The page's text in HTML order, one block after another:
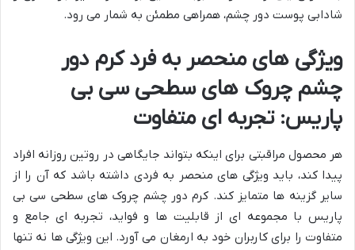
شادابی پوست دور چشم، همراهی مطمئن به شمار می رود.
ویژگی های منحصر به فرد کرم دور
چشم چروک های سطحی سی بی
پاریس: تجربه ای متفاوت
هر محصول مراقبتی برای اینکه بتواند جایگاهی در روتین روزانه افراد
پیدا کند، باید ویژگی های منحصر به فردی داشته باشد که آن را از
سایر گزینه ها متمایز کند. کرم دور چشم چروک های سطحی سی بی
پاریس با مجموعه ای از قابلیت ها و فواید، تجربه ای جامع و
متفاوت را برای کاربران خود به ارمغان می آورد. این ویژگی ها نه تنها